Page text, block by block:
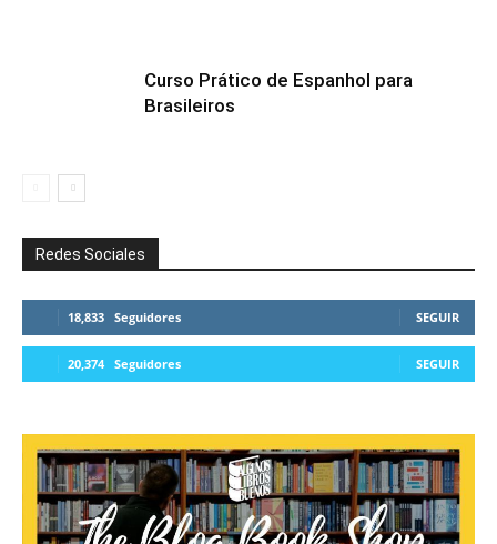
Curso Prático de Espanhol para
Brasileiros
Redes Sociales
18,833 Seguidores SEGUIR
20,374 Seguidores SEGUIR